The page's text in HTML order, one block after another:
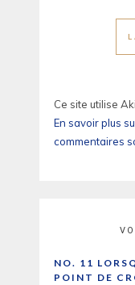
Ce site utilise
En savoir plus
commentaires
NO. 11
POINT DE